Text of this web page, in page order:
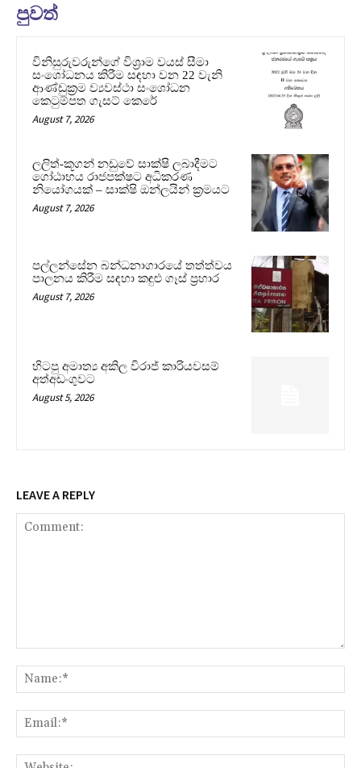
පුවත්
විනිසුරුවරුන්ගේ විශ්‍රාම වයස් සීමා
සංශෝධනය කිරීම සඳහා වන 22 වැනි
ආණ්ඩුක්‍රම ව්‍යවස්ථා සංශෝධන
කෙටුම්පත ගැසට් කෙරේ
August 7, 2026
ලලිත්-කූගන් නඩුවේ සාක්ෂි ලබාදීමට
ගෝඨාභය රාජපක්ෂට අධිකරණ
නියෝගයක් – සාක්ෂි ඔන්ලයින් ක්‍රමයට
August 7, 2026
පල්ලන්සේන බන්ධනාගාරයේ තත්ත්වය
පාලනය කිරීම සඳහා කඳුළු ගෑස් ප්‍රහාර
August 7, 2026
හිටපු අමාත්‍ය අකිල විරාජ් කාරියවසම්
අත්අඩංගුවට
August 5, 2026
LEAVE A REPLY